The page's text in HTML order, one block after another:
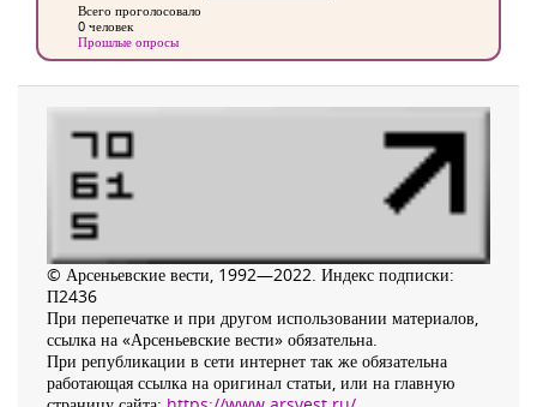
Всего проголосовало
0 человек
Прошлые опросы
© Арсеньевские вести, 1992—2022. Индекс подписки:
П2436
При перепечатке и при другом использовании материалов,
ссылка на «Арсеньевские вести» обязательна.
При републикации в сети интернет так же обязательна
работающая ссылка на оригинал статьи, или на главную